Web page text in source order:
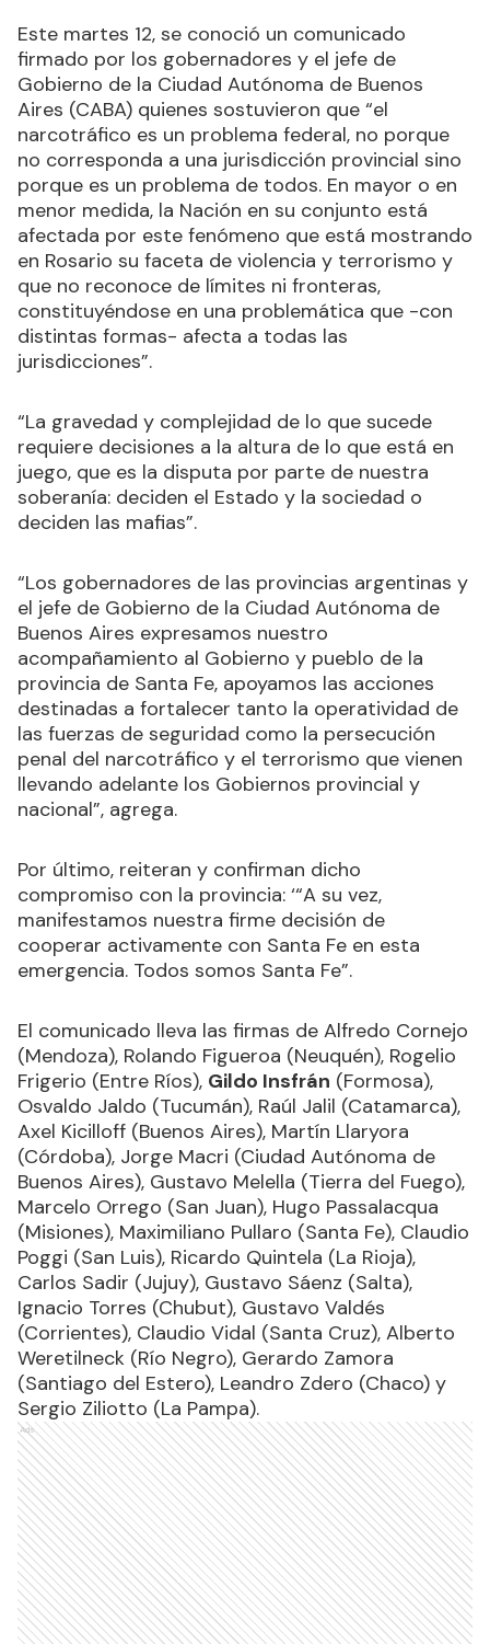
Este martes 12, se conoció un comunicado
firmado por los gobernadores y el jefe de
Gobierno de la Ciudad Autónoma de Buenos
Aires (CABA) quienes sostuvieron que “el
narcotráfico es un problema federal, no porque
no corresponda a una jurisdicción provincial sino
porque es un problema de todos. En mayor o en
menor medida, la Nación en su conjunto está
afectada por este fenómeno que está mostrando
en Rosario su faceta de violencia y terrorismo y
que no reconoce de límites ni fronteras,
constituyéndose en una problemática que -con
distintas formas- afecta a todas las
jurisdicciones”.
“La gravedad y complejidad de lo que sucede
requiere decisiones a la altura de lo que está en
juego, que es la disputa por parte de nuestra
soberanía: deciden el Estado y la sociedad o
deciden las mafias”.
“Los gobernadores de las provincias argentinas y
el jefe de Gobierno de la Ciudad Autónoma de
Buenos Aires expresamos nuestro
acompañamiento al Gobierno y pueblo de la
provincia de Santa Fe, apoyamos las acciones
destinadas a fortalecer tanto la operatividad de
las fuerzas de seguridad como la persecución
penal del narcotráfico y el terrorismo que vienen
llevando adelante los Gobiernos provincial y
nacional”, agrega.
Por último, reiteran y confirman dicho
compromiso con la provincia: ‘“A su vez,
manifestamos nuestra firme decisión de
cooperar activamente con Santa Fe en esta
emergencia. Todos somos Santa Fe”.
El comunicado lleva las firmas de Alfredo Cornejo
(Mendoza), Rolando Figueroa (Neuquén), Rogelio
Frigerio (Entre Ríos), Gildo Insfrán (Formosa),
Osvaldo Jaldo (Tucumán), Raúl Jalil (Catamarca),
Axel Kicilloff (Buenos Aires), Martín Llaryora
(Córdoba), Jorge Macri (Ciudad Autónoma de
Buenos Aires), Gustavo Melella (Tierra del Fuego),
Marcelo Orrego (San Juan), Hugo Passalacqua
(Misiones), Maximiliano Pullaro (Santa Fe), Claudio
Poggi (San Luis), Ricardo Quintela (La Rioja),
Carlos Sadir (Jujuy), Gustavo Sáenz (Salta),
Ignacio Torres (Chubut), Gustavo Valdés
(Corrientes), Claudio Vidal (Santa Cruz), Alberto
Weretilneck (Río Negro), Gerardo Zamora
(Santiago del Estero), Leandro Zdero (Chaco) y
Sergio Ziliotto (La Pampa).
Ads